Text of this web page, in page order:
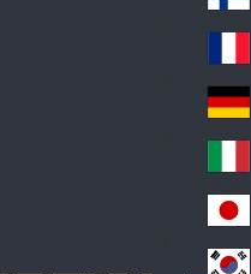
ark
Fin
d
Fra
nc
e
Ge
an
y
Ital
y
Jap